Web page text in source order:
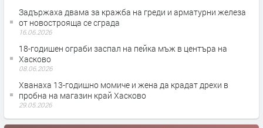
Задържаха двама за кражба на греди и арматурни железа
от новострояща се сграда
16.06.2026
18-годишен ограби заспал на пейка мъж в центъра на
Хасково
08.06.2026
Хванаха 13-годишно момиче и жена да крадат дрехи в
пробна на магазин край Хасково
29.05.2026